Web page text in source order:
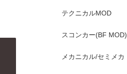
テクニカルMOD
スコンカー(BF MOD)
メカニカル/セミメカ